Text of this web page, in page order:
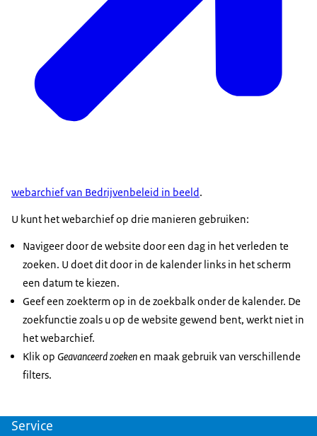
webarchief van Bedrijvenbeleid in beeld.
U kunt het webarchief op drie manieren gebruiken:
Navigeer door de website door een dag in het verleden te
zoeken. U doet dit door in de kalender links in het scherm
een datum te kiezen.
Geef een zoekterm op in de zoekbalk onder de kalender. De
zoekfunctie zoals u op de website gewend bent, werkt niet in
het webarchief.
Klik op Geavanceerd zoekenen maak gebruik van verschillende
filters.
Service